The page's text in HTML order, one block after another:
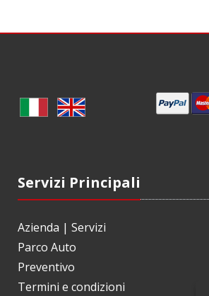
Servizi Principali
Azienda | Servizi
Parco Auto
Preventivo
Termini e condizioni